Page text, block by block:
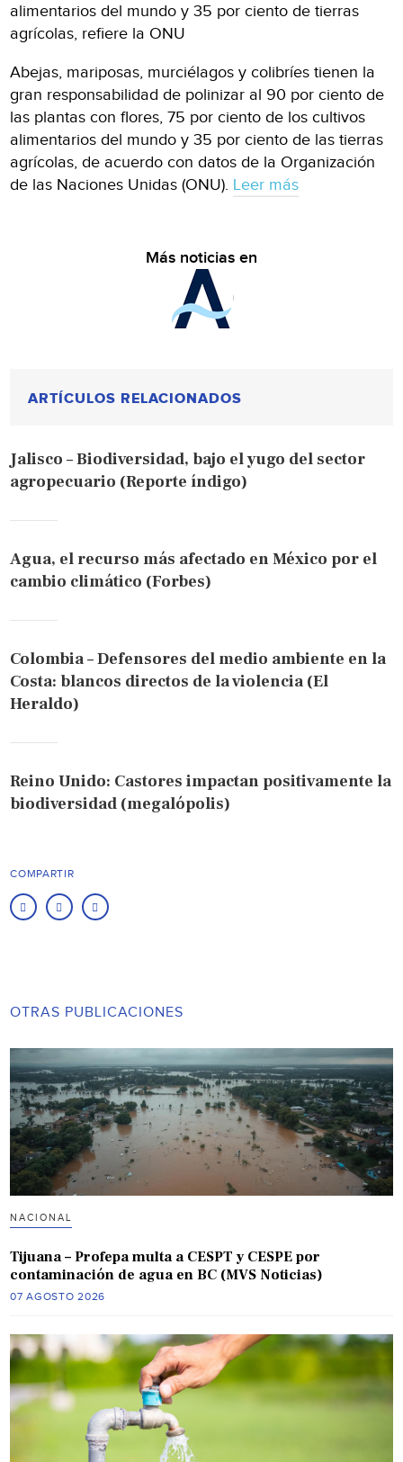
alimentarios del mundo y 35 por ciento de tierras
agrícolas, refiere la ONU
Abejas, mariposas, murciélagos y colibríes tienen la
gran responsabilidad de polinizar al 90 por ciento de
las plantas con flores, 75 por ciento de los cultivos
alimentarios del mundo y 35 por ciento de las tierras
agrícolas, de acuerdo con datos de la Organización
de las Naciones Unidas (ONU). Leer más
Más noticias en
ARTÍCULOS RELACIONADOS
Jalisco – Biodiversidad, bajo el yugo del sector
agropecuario (Reporte índigo)
Agua, el recurso más afectado en México por el
cambio climático (Forbes)
Colombia – Defensores del medio ambiente en la
Costa: blancos directos de la violencia (El
Heraldo)
Reino Unido: Castores impactan positivamente la
biodiversidad (megalópolis)
COMPARTIR
OTRAS PUBLICACIONES
NACIONAL
Tijuana – Profepa multa a CESPT y CESPE por
contaminación de agua en BC (MVS Noticias)
07 AGOSTO 2026